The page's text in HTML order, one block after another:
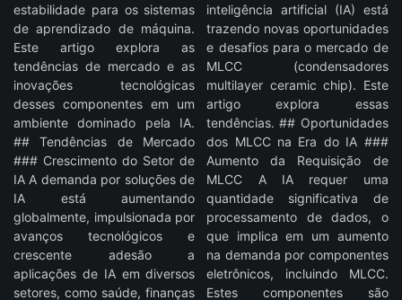
estabilidade para os sistemas
de aprendizado de máquina.
Este artigo explora as
tendências de mercado e as
inovações tecnológicas
desses componentes em um
ambiente dominado pela IA.
## Tendências de Mercado
### Crescimento do Setor de
IA A demanda por soluções de
IA está aumentando
globalmente, impulsionada por
avanços tecnológicos e
crescente adesão a
aplicações de IA em diversos
setores, como saúde, finanças
inteligência artificial (IA) está
trazendo novas oportunidades
e desafios para o mercado de
MLCC (condensadores
multilayer ceramic chip). Este
artigo explora essas
tendências. ## Oportunidades
dos MLCC na Era do IA ###
Aumento da Requisição de
MLCC A IA requer uma
quantidade significativa de
processamento de dados, o
que implica em um aumento
na demanda por componentes
eletrônicos, incluindo MLCC.
Estes componentes são